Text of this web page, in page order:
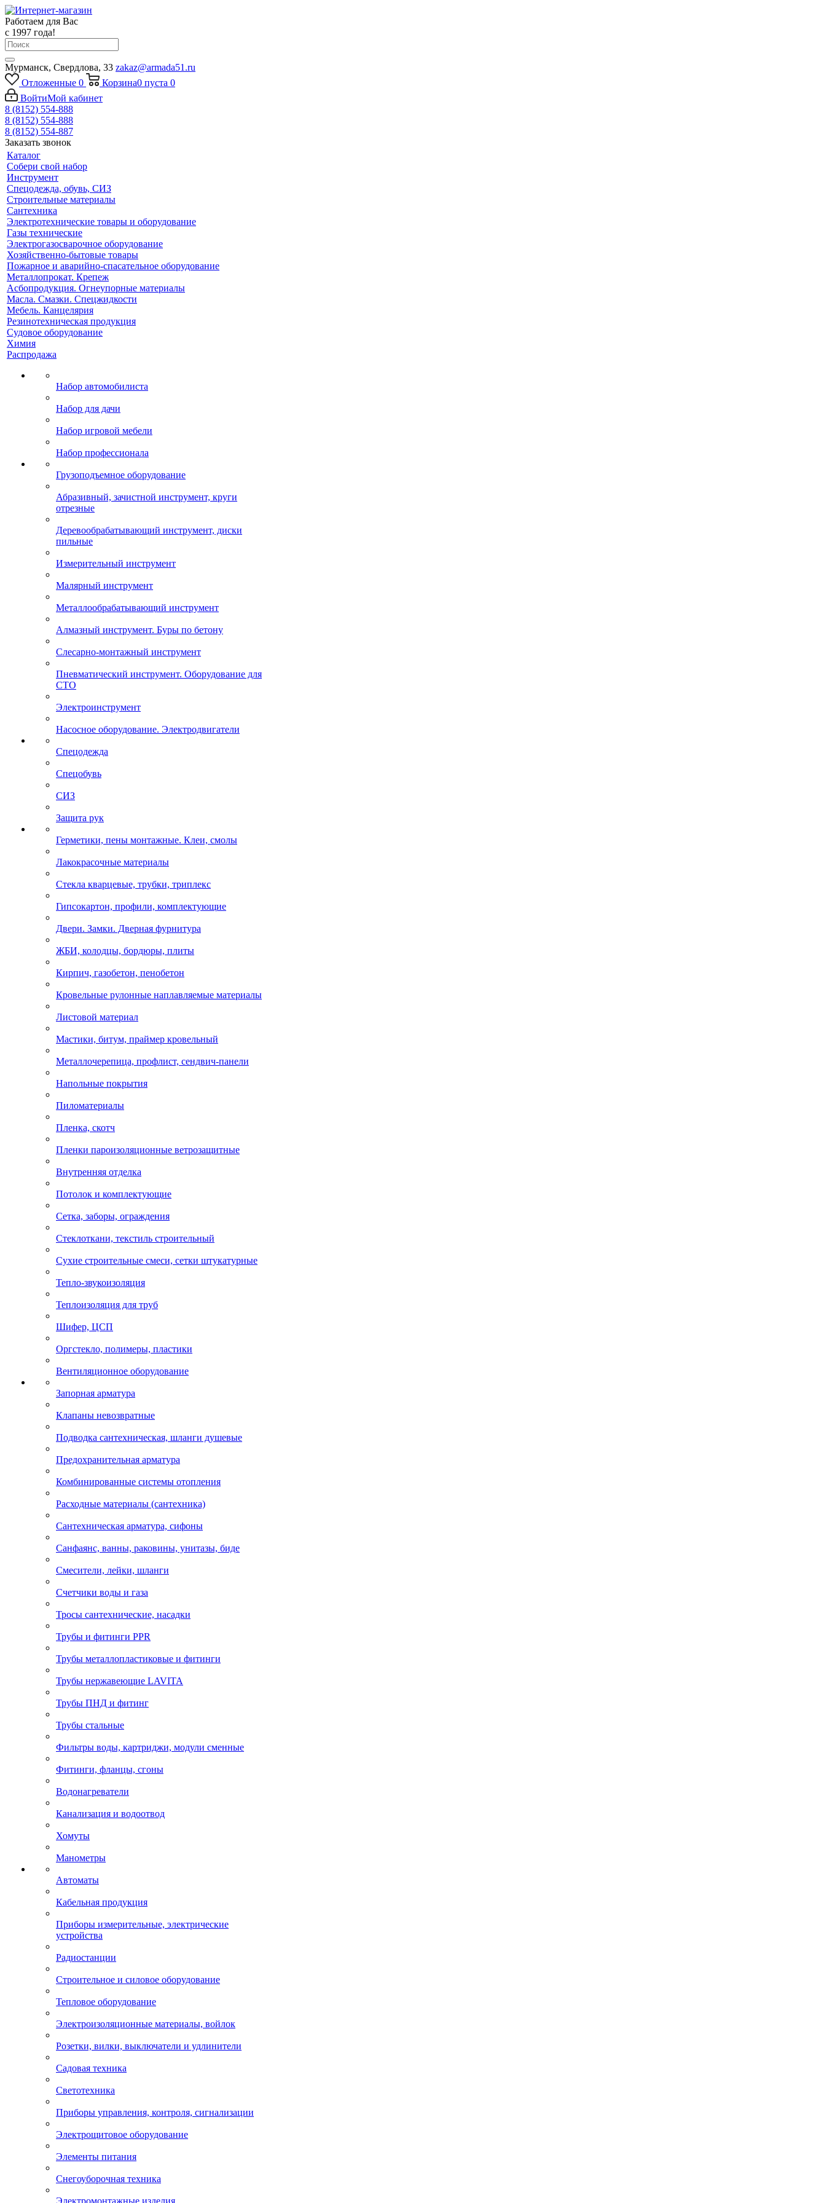
Работаем для Вас
с 1997 года!
Мурманск, Свердлова, 33 zakaz@armada51.ru
Отложенные 0 Корзина0 пуста 0
ВойтиМой кабинет
8 (8152) 554-888
8 (8152) 554-888
8 (8152) 554-887
Заказать звонок
Каталог
Собери свой набор
Инструмент
Спецодежда, обувь, СИЗ
Строительные материалы
Сантехника
Электротехнические товары и оборудование
Газы технические
Электрогазосварочное оборудование
Хозяйственно-бытовые товары
Пожарное и аварийно-спасательное оборудование
Металлопрокат. Крепеж
Асбопродукция. Огнеупорные материалы
Масла. Смазки. Спецжидкости
Мебель. Канцелярия
Резинотехническая продукция
Судовое оборудование
Химия
Распродажа
Набор автомобилиста
Набор для дачи
Набор игровой мебели
Набор профессионала
Грузоподъемное оборудование
Абразивный, зачистной инструмент, круги
отрезные
Деревообрабатывающий инструмент, диски
пильные
Измерительный инструмент
Малярный инструмент
Металлообрабатывающий инструмент
Алмазный инструмент. Буры по бетону
Слесарно-монтажный инструмент
Пневматический инструмент. Оборудование для
СТО
Электроинструмент
Насосное оборудование. Электродвигатели
Спецодежда
Спецобувь
СИЗ
Защита рук
Герметики, пены монтажные. Клеи, смолы
Лакокрасочные материалы
Стекла кварцевые, трубки, триплекс
Гипсокартон, профили, комплектующие
Двери. Замки. Дверная фурнитура
ЖБИ, колодцы, бордюры, плиты
Кирпич, газобетон, пенобетон
Кровельные рулонные наплавляемые материалы
Листовой материал
Мастики, битум, праймер кровельный
Металлочерепица, профлист, сендвич-панели
Напольные покрытия
Пиломатериалы
Пленка, скотч
Пленки пароизоляционные ветрозащитные
Внутренняя отделка
Потолок и комплектующие
Сетка, заборы, ограждения
Стеклоткани, текстиль строительный
Сухие строительные смеси, сетки штукатурные
Тепло-звукоизоляция
Теплоизоляция для труб
Шифер, ЦСП
Оргстекло, полимеры, пластики
Вентиляционное оборудование
Запорная арматура
Клапаны невозвратные
Подводка сантехническая, шланги душевые
Предохранительная арматура
Комбинированные системы отопления
Расходные материалы (сантехника)
Сантехническая арматура, сифоны
Санфаянс, ванны, раковины, унитазы, биде
Смесители, лейки, шланги
Счетчики воды и газа
Тросы сантехнические, насадки
Трубы и фитинги PPR
Трубы металлопластиковые и фитинги
Трубы нержавеющие LAVITA
Трубы ПНД и фитинг
Трубы стальные
Фильтры воды, картриджи, модули сменные
Фитинги, фланцы, сгоны
Водонагреватели
Канализация и водоотвод
Хомуты
Манометры
Автоматы
Кабельная продукция
Приборы измерительные, электрические
устройства
Радиостанции
Строительное и силовое оборудование
Тепловое оборудование
Электроизоляционные материалы, войлок
Розетки, вилки, выключатели и удлинители
Садовая техника
Светотехника
Приборы управления, контроля, сигнализации
Электрощитовое оборудование
Элементы питания
Снегоуборочная техника
Электромонтажные изделия